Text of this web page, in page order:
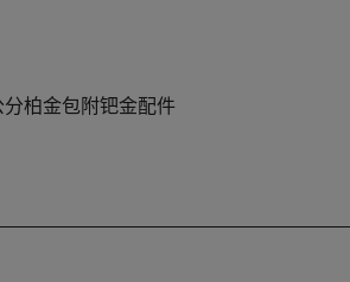
柏金包附钯金配件